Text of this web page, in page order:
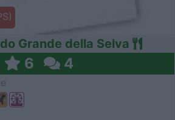
Grande della Selva
6 4